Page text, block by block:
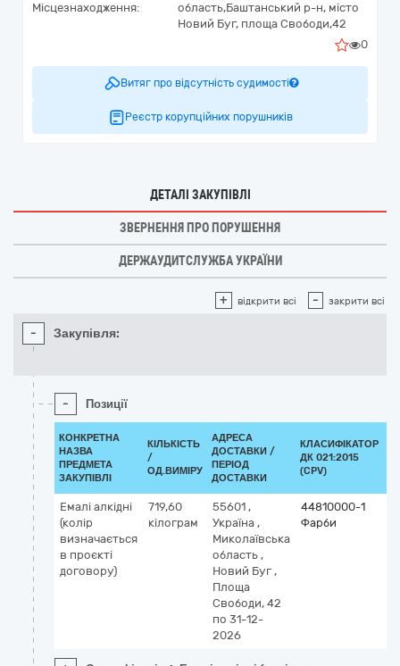
Місцезнаходження:
область,Баштанський р-н, місто
Новий Буг, площа Свободи,42
0
Витяг про відсутність судимості
Реєстр корупційних порушників
ДЕТАЛІ ЗАКУПІВЛІ
ЗВЕРНЕННЯ ПРО ПОРУШЕННЯ
ДЕРЖАУДИТСЛУЖБА УКРАЇНИ
+ відкрити всі - закрити всі
- Закупівля:
- Позиції
КОНКРЕТНА
НАЗВА
ПРЕДМЕТА
ЗАКУПІВЛІ
КІЛЬКІСТЬ
/
ОД.ВИМІРУ
АДРЕСА
ДОСТАВКИ /
ПЕРІОД
ДОСТАВКИ
КЛАСИФІКАТОР
ДК 021:2015
(CPV)
Емалі алкідні
(колір
визначається
в проєкті
договору)
719,60
кілограм
55601 ,
Україна ,
Миколаївська
область ,
Новий Буг,
Площа
Свободи, 42
по 31-12-
2026
44810000-1
Фарби